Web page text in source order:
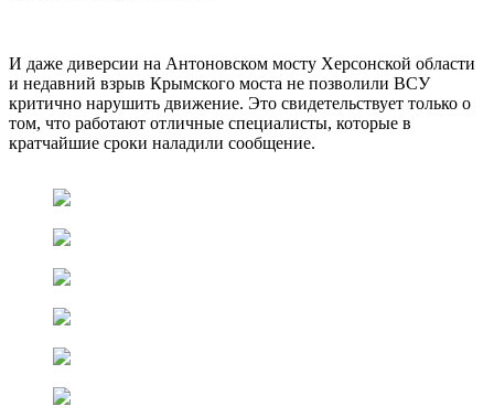
И даже диверсии на Антоновском мосту Херсонской области
и недавний взрыв Крымского моста не позволили ВСУ
критично нарушить движение. Это свидетельствует только о
том, что работают отличные специалисты, которые в
кратчайшие сроки наладили сообщение.